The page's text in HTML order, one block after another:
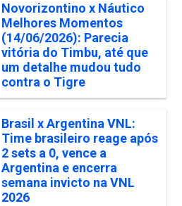
Novorizontino x Náutico
Melhores Momentos
(14/06/2026): Parecia
vitória do Timbu, até que
um detalhe mudou tudo
contra o Tigre
Brasil x Argentina VNL:
Time brasileiro reage após
2 sets a 0, vence a
Argentina e encerra
semana invicto na VNL
2026